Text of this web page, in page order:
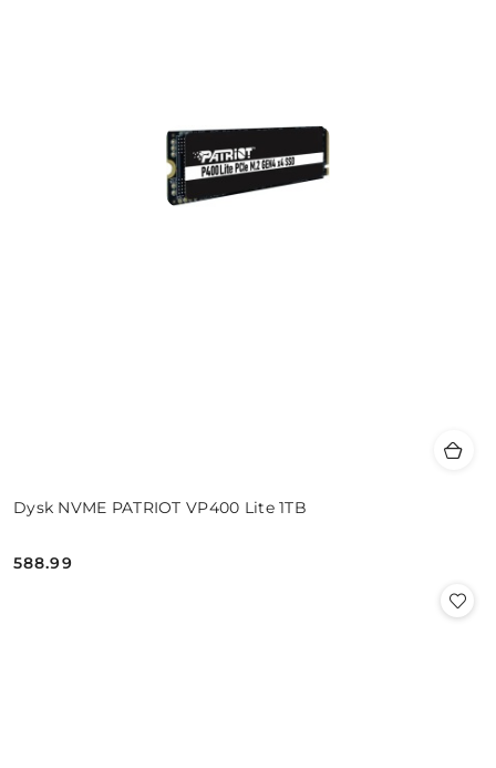
Dysk NVME PATRIOT VP400 Lite 1TB
Cena:
588.99